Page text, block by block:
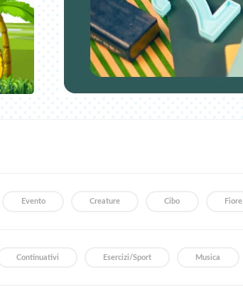
Evento Creature Cibo Fiore
Continuativi Esercizi/Sport Musica